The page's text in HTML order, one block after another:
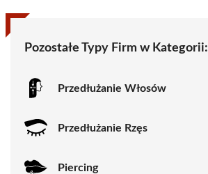
Pozostałe Typy Firm w Kategorii:
Przedłużanie Włosów
Przedłużanie Rzęs
Piercing